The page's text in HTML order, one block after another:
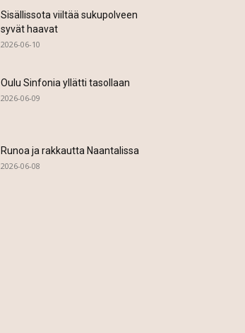
Sisällissota viiltää sukupolveen
syvät haavat
2026-06-10
Oulu Sinfonia yllätti tasollaan
2026-06-09
Runoa ja rakkautta Naantalissa
2026-06-08